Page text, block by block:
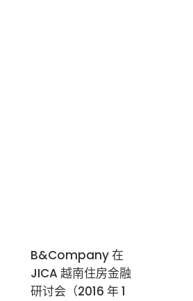
B&Company 在
JICA 越南住房金融
研讨会（2016 年 1